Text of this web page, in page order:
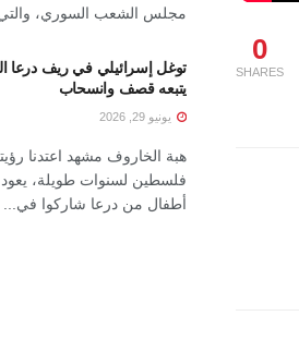
0
SHARES
مجلس الشعب السوري،
توغل إسرائيلي في ريف درعا
يتبعه قصف وانسحاب
يونيو 29, 2026
هبة الخاروف مشهد اعتدنا
فلسطين لسنوات طويلة،
أطفال من درعا شاركوا في...